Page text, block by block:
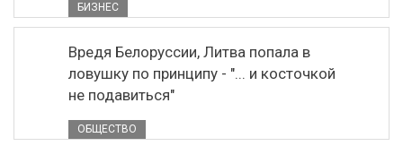
БИЗНЕС
Вредя Белоруссии, Литва попала в
ловушку по принципу - "... и косточкой
не подавиться"
ОБЩЕСТВО